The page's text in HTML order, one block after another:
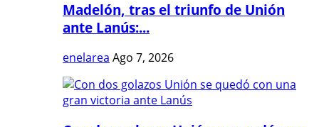
Madelón, tras el triunfo de Unión
ante Lanús:...
enelarea Ago 7, 2026